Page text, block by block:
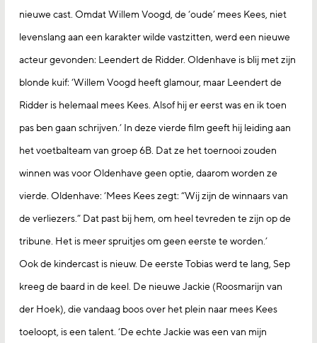
nieuwe cast. Omdat Willem Voogd, de ‘oude’ mees Kees, niet
levenslang aan een karakter wilde vastzitten, werd een nieuwe
acteur gevonden: Leendert de Ridder. Oldenhave is blij met zijn
blonde kuif: ‘Willem Voogd heeft glamour, maar Leendert de
Ridder is helemaal mees Kees. Alsof hij er eerst was en ik toen
pas ben gaan schrijven.’ In deze vierde film geeft hij leiding aan
het voetbalteam van groep 6B. Dat ze het toernooi zouden
winnen was voor Oldenhave geen optie, daarom worden ze
vierde. Oldenhave: ‘Mees Kees zegt: “Wij zijn de winnaars van
de verliezers.” Dat past bij hem, om heel tevreden te zijn op de
tribune. Het is meer spruitjes om geen eerste te worden.’
Ook de kindercast is nieuw. De eerste Tobias werd te lang, Sep
kreeg de baard in de keel. De nieuwe Jackie (Roosmarijn van
der Hoek), die vandaag boos over het plein naar mees Kees
toeloopt, is een talent. ‘De echte Jackie was een van mijn